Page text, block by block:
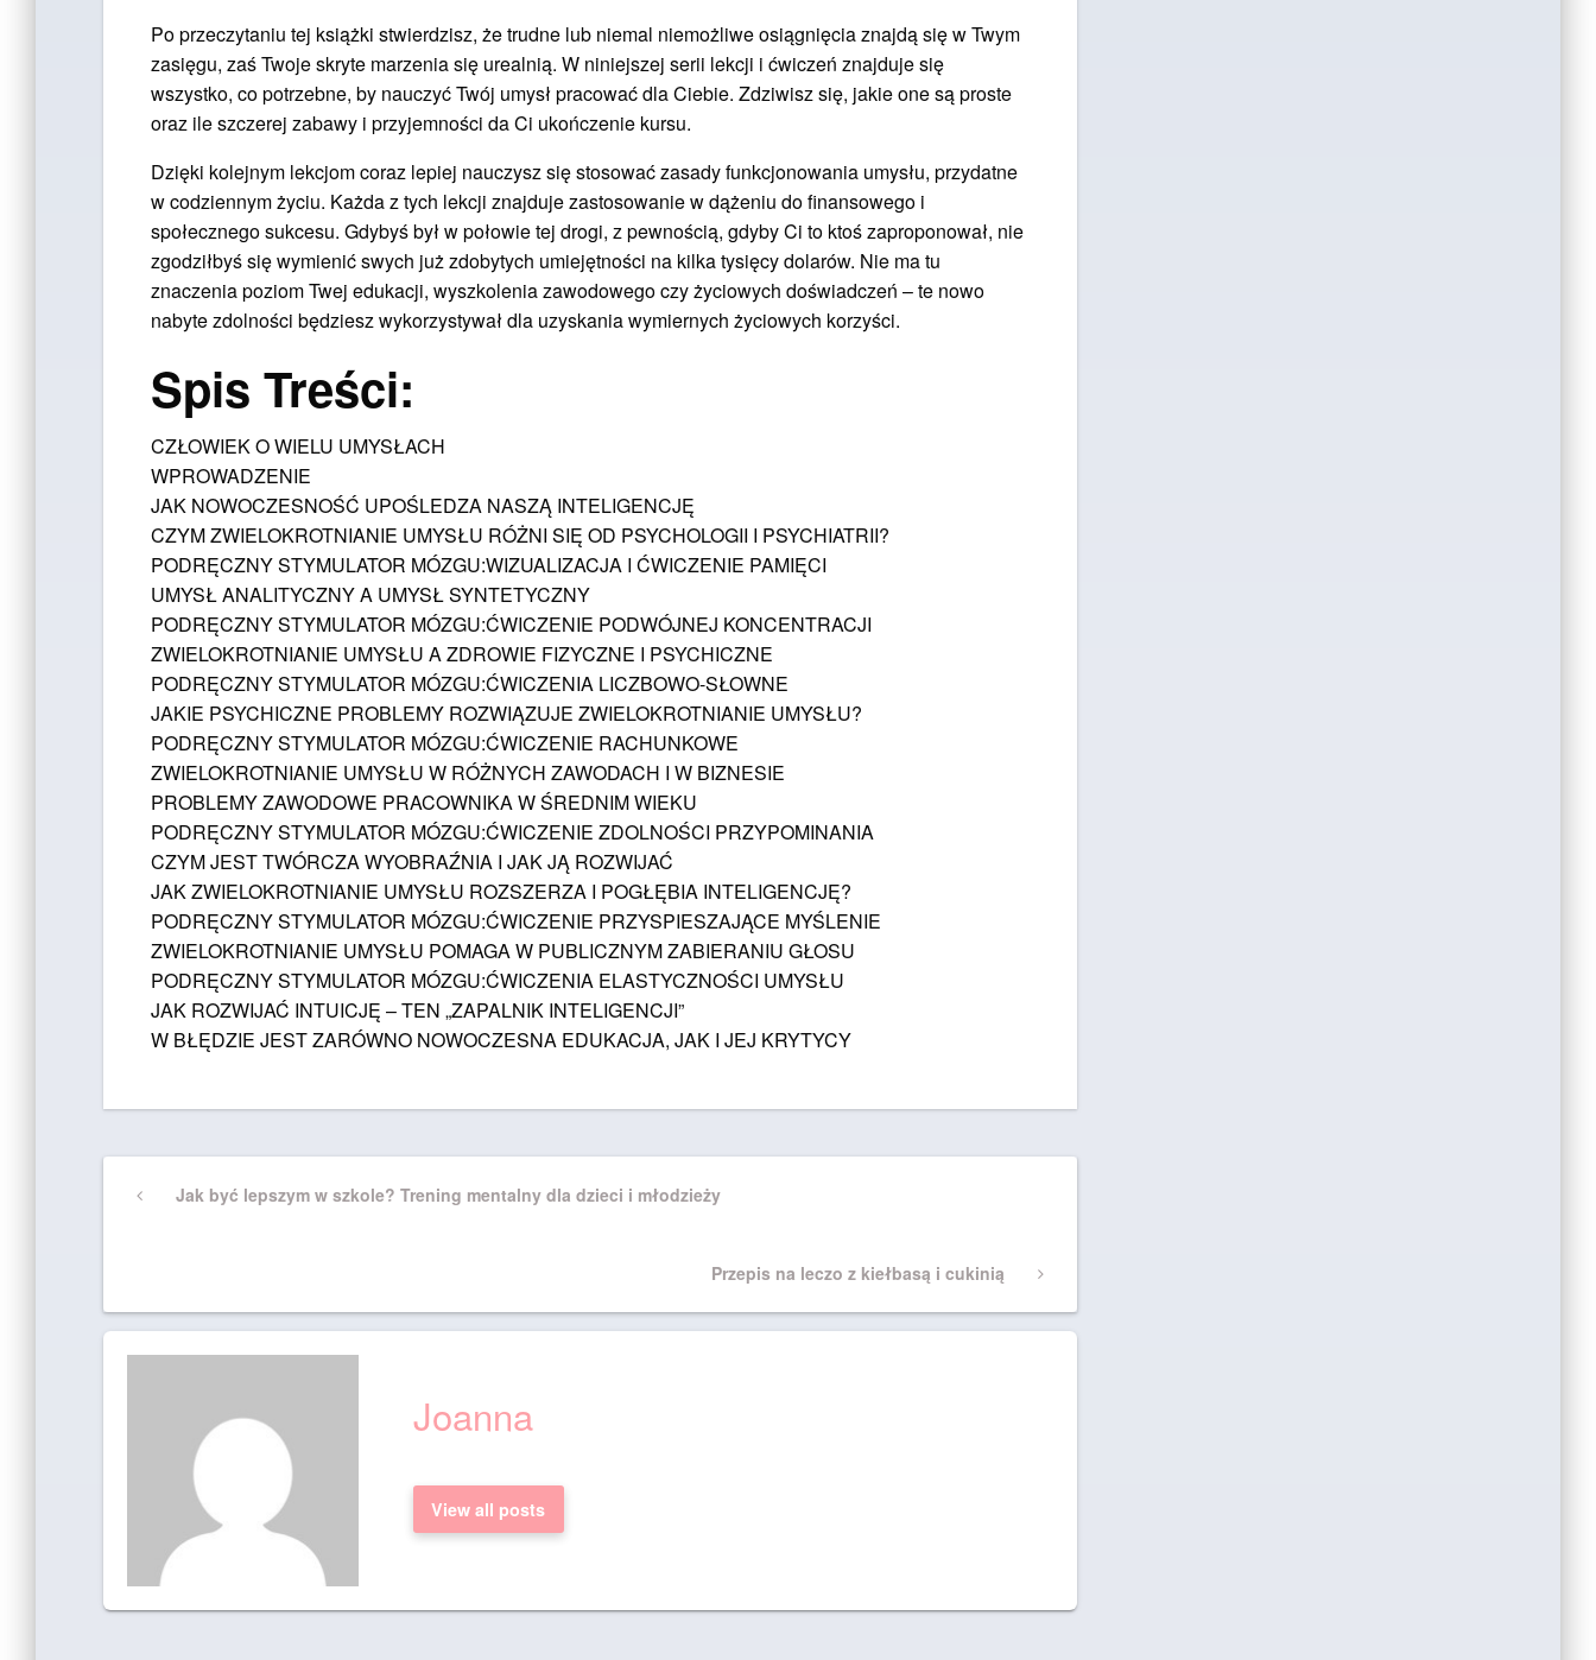
Po przeczytaniu tej książki stwierdzisz, że trudne lub niemal niemożliwe osiągnięcia znajdą się w Twym
zasięgu, zaś Twoje skryte marzenia się urealnią. W niniejszej serii lekcji i ćwiczeń znajduje się
wszystko, co potrzebne, by nauczyć Twój umysł pracować dla Ciebie. Zdziwisz się, jakie one są proste
oraz ile szczerej zabawy i przyjemności da Ci ukończenie kursu.
Dzięki kolejnym lekcjom coraz lepiej nauczysz się stosować zasady funkcjonowania umysłu, przydatne
w codziennym życiu. Każda z tych lekcji znajduje zastosowanie w dążeniu do finansowego i
społecznego sukcesu. Gdybyś był w połowie tej drogi, z pewnością, gdyby Ci to ktoś zaproponował, nie
zgodziłbyś się wymienić swych już zdobytych umiejętności na kilka tysięcy dolarów. Nie ma tu
znaczenia poziom Twej edukacji, wyszkolenia zawodowego czy życiowych doświadczeń – te nowo
nabyte zdolności będziesz wykorzystywał dla uzyskania wymiernych życiowych korzyści.
Spis Treści:
CZŁOWIEK O WIELU UMYSŁACH
WPROWADZENIE
JAK NOWOCZESNOŚĆ UPOŚLEDZA NASZĄ INTELIGENCJĘ
CZYM ZWIELOKROTNIANIE UMYSŁU RÓŻNI SIĘ OD PSYCHOLOGII I PSYCHIATRII?
PODRĘCZNY STYMULATOR MÓZGU:WIZUALIZACJA I ĆWICZENIE PAMIĘCI
UMYSŁ ANALITYCZNY A UMYSŁ SYNTETYCZNY
PODRĘCZNY STYMULATOR MÓZGU:ĆWICZENIE PODWÓJNEJ KONCENTRACJI
ZWIELOKROTNIANIE UMYSŁU A ZDROWIE FIZYCZNE I PSYCHICZNE
PODRĘCZNY STYMULATOR MÓZGU:ĆWICZENIA LICZBOWO-SŁOWNE
JAKIE PSYCHICZNE PROBLEMY ROZWIĄZUJE ZWIELOKROTNIANIE UMYSŁU?
PODRĘCZNY STYMULATOR MÓZGU:ĆWICZENIE RACHUNKOWE
ZWIELOKROTNIANIE UMYSŁU W RÓŻNYCH ZAWODACH I W BIZNESIE
PROBLEMY ZAWODOWE PRACOWNIKA W ŚREDNIM WIEKU
PODRĘCZNY STYMULATOR MÓZGU:ĆWICZENIE ZDOLNOŚCI PRZYPOMINANIA
CZYM JEST TWÓRCZA WYOBRAŹNIA I JAK JĄ ROZWIJAĆ
JAK ZWIELOKROTNIANIE UMYSŁU ROZSZERZA I POGŁĘBIA INTELIGENCJĘ?
PODRĘCZNY STYMULATOR MÓZGU:ĆWICZENIE PRZYSPIESZAJĄCE MYŚLENIE
ZWIELOKROTNIANIE UMYSŁU POMAGA W PUBLICZNYM ZABIERANIU GŁOSU
PODRĘCZNY STYMULATOR MÓZGU:ĆWICZENIA ELASTYCZNOŚCI UMYSŁU
JAK ROZWIJAĆ INTUICJĘ – TEN „ZAPALNIK INTELIGENCJI”
W BŁĘDZIE JEST ZARÓWNO NOWOCZESNA EDUKACJA, JAK I JEJ KRYTYCY
Nawigacja
PreviousJak być lepszym w szkole? Trening mentalny dla dzieci i młodzieży
Next
Przepis na leczo z kiełbasą i cukinią
Joanna
View all posts